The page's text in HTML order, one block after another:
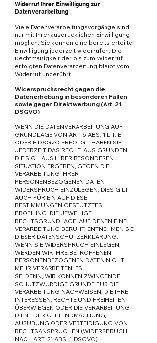
Widerruf Ihrer Einwilligung zur
Datenverarbeitung
Viele Datenverarbeitungsvorgänge sind
nur mit Ihrer ausdrücklichen Einwilligung
möglich. Sie können eine bereits erteilte
Einwilligung jederzeit widerrufen. Die
Rechtmäßigkeit der bis zum Widerruf
erfolgten Datenverarbeitung bleibt vom
Widerruf unberührt.
Widerspruchsrecht gegen die
Datenerhebung in besonderen Fällen
sowie gegen Direktwerbung (Art. 21
DSGVO)
WENN DIE DATENVERARBEITUNG AUF
GRUNDLAGE VON ART. 6 ABS. 1 LIT. E
ODER F DSGVO ERFOLGT, HABEN SIE
JEDERZEIT DAS RECHT, AUS GRÜNDEN,
DIE SICH AUS IHRER BESONDEREN
SITUATION ERGEBEN, GEGEN DIE
VERARBEITUNG IHRER
PERSONENBEZOGENEN DATEN
WIDERSPRUCH EINZULEGEN; DIES GILT
AUCH FÜR EIN AUF DIESE
BESTIMMUNGEN GESTÜTZTES
PROFILING. DIE JEWEILIGE
RECHTSGRUNDLAGE, AUF DENEN EINE
VERARBEITUNG BERUHT, ENTNEHMEN SIE
DIESER DATENSCHUTZERKLÄRUNG.
WENN SIE WIDERSPRUCH EINLEGEN,
WERDEN WIR IHRE BETROFFENEN
PERSONENBEZOGENEN DATEN NICHT
MEHR VERARBEITEN, ES
SEI DENN, WIR KÖNNEN ZWINGENDE
SCHUTZWÜRDIGE GRÜNDE FÜR DIE
VERARBEITUNG NACHWEISEN, DIE IHRE
INTERESSEN, RECHTE UND FREIHEITEN
ÜBERWIEGEN ODER DIE VERARBEITUNG
DIENT DER GELTENDMACHUNG,
AUSÜBUNG ODER VERTEIDIGUNG VON
RECHTSANSPRÜCHEN (WIDERSPRUCH
NACH ART. 21 ABS. 1 DSGVO).